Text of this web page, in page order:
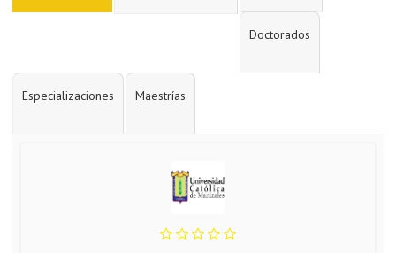
Doctorados
Especializaciones Maestrías